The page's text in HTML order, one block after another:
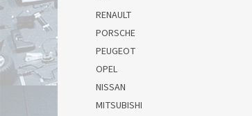
RENAULT
PORSCHE
PEUGEOT
OPEL
NISSAN
MITSUBISHI